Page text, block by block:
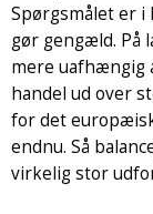
Spørgsmålet er i
gør gengæld. På
mere uafhængig
handel ud over
for det
endnu. Så
virkelig stor